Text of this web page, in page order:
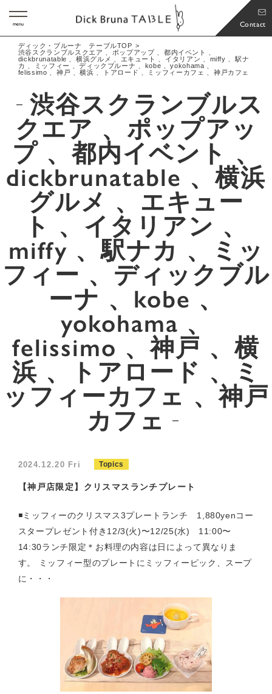
Contact
menu
ディック・ブルーナ テーブルTOP
渋谷スクランブルスクエア 、ポップアップ 、都内イベント 、
dickbrunatable 、横浜グルメ 、エキュート 、イタリアン 、miffy 、駅ナ
カ 、ミッフィー 、ディックブルーナ 、kobe 、yokohama 、
felissimo 、神戸 、横浜 、トアロード 、ミッフィーカフェ 、神戸カフェ
渋谷スクランブルス
クエア 、ポップアッ
プ 、都内イベント 、
dickbrunatable 、横浜
グルメ 、エキュー
ト 、イタリアン 、
miffy 、駅ナカ 、ミッ
フィー 、ディックブル
ーナ 、kobe 、
yokohama 、
felissimo 、神戸 、横
浜 、トアロード 、ミ
ッフィーカフェ 、神戸
カフェ
2024.12.20 Fri Topics
【神戸店限定】クリスマスランチプレート
◾️ミッフィーのクリスマス3プレートランチ 1,880yenコー
スタープレゼント付き12/3(火)〜12/25(水) 11:00〜
14:30ランチ限定＊お料理の内容は日によって異なりま
す。 ミッフィー型のプレートにミッフィーピック、スープ
に・・・